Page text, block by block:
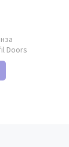
Doors